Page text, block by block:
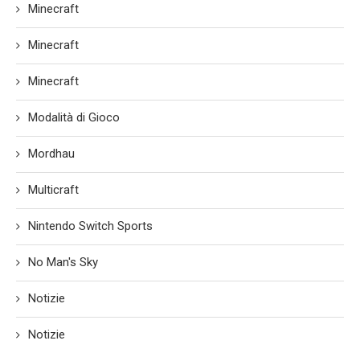
Minecraft
Minecraft
Minecraft
Modalità di Gioco
Mordhau
Multicraft
Nintendo Switch Sports
No Man's Sky
Notizie
Notizie